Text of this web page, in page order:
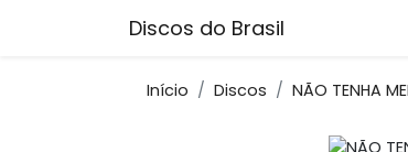
Discos do Brasil
Início Discos NÃO TENHA